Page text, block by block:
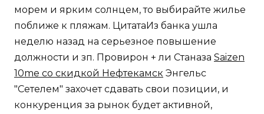
морем и ярким солнцем, то выбирайте жилье
поближе к пляжам. ЦитатаИз банка ушла
неделю назад на серьезное повышение
должности и зп. Провирон + ли Станаза Saizen
10me со скидкой Нефтекамск Энгельс
"Сетелем" захочет сдавать свои позиции, и
конкуренция за рынок будет активной,